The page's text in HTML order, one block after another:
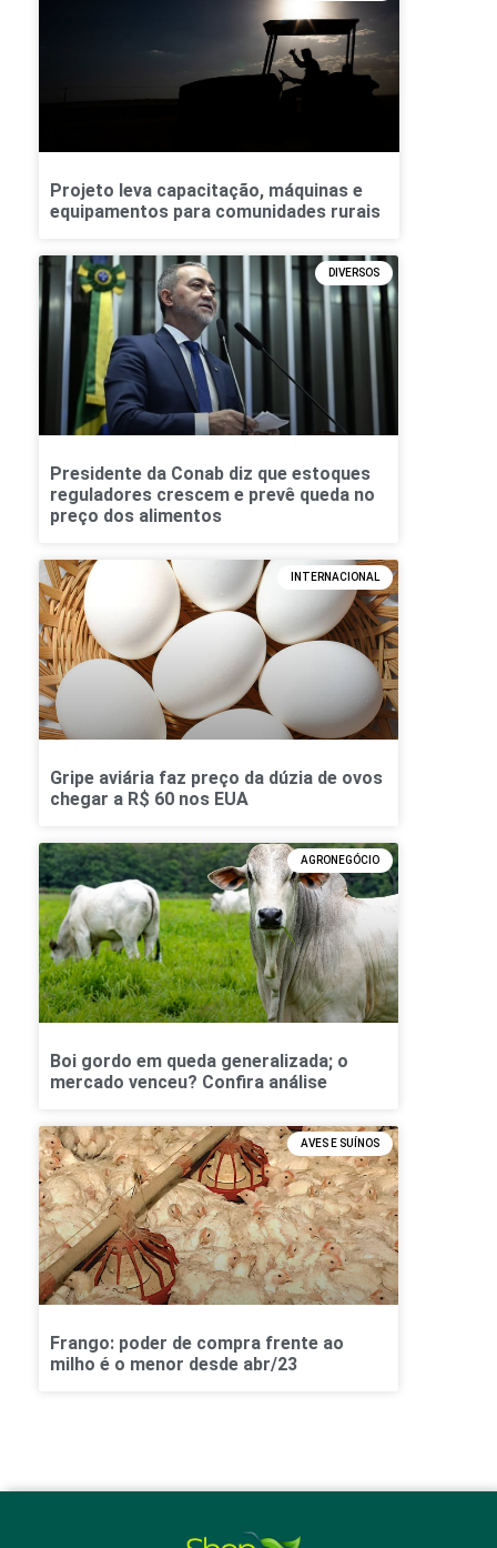
Projeto leva capacitação, máquinas e
equipamentos para comunidades rurais
DIVERSOS
Presidente da Conab diz que estoques
reguladores crescem e prevê queda no
preço dos alimentos
INTERNACIONAL
Gripe aviária faz preço da dúzia de ovos
chegar a R$ 60 nos EUA
AGRONEGÓCIO
Boi gordo em queda generalizada; o
mercado venceu? Confira análise
AVES E SUÍNOS
Frango: poder de compra frente ao
milho é o menor desde abr/23